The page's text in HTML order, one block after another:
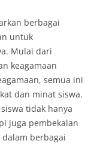
berbagai
untuk
Mulai dari
keagamaan
semua ini
dan minat siswa.
tidak hanya
juga pembekalan
berbagai